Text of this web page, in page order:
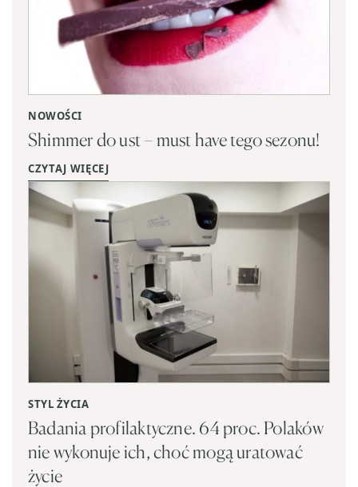
NOWOŚCI
Shimmer do ust – must have tego sezonu!
CZYTAJ WIĘCEJ
STYL ŻYCIA
Badania profilaktyczne. 64 proc. Polaków
nie wykonuje ich, choć mogą uratować
życie